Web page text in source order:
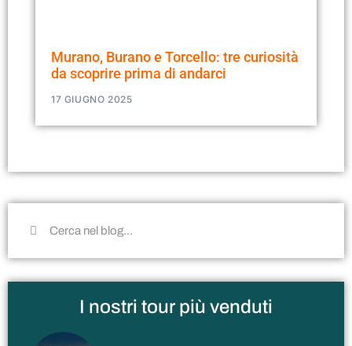
Murano, Burano e Torcello: tre curiosità
da scoprire prima di andarci
17 GIUGNO 2025
I nostri tour più venduti